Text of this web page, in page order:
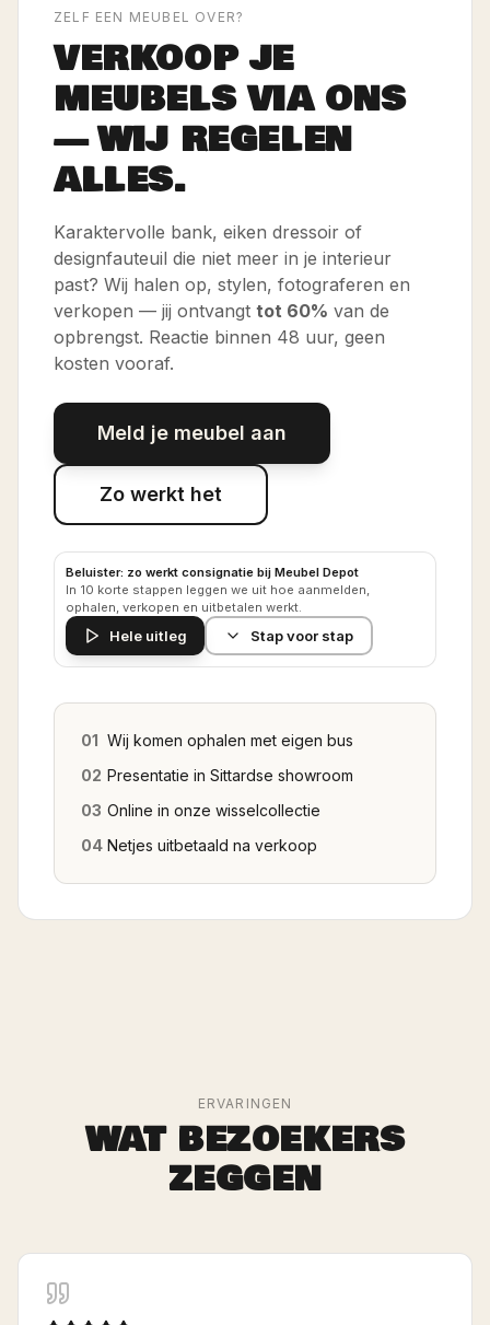
ZELF EEN MEUBEL OVER?
VERKOOP JE
MEUBELS VIA ONS
— WIJ REGELEN
ALLES.
Karaktervolle bank, eiken dressoir of
designfauteuil die niet meer in je interieur
past? Wij halen op, stylen, fotograferen en
verkopen — jij ontvangt tot 60% van de
opbrengst. Reactie binnen 48 uur, geen
kosten vooraf.
Meld je meubel aan
Zo werkt het
Beluister: zo werkt consignatie bij Meubel Depot
In 10 korte stappen leggen we uit hoe aanmelden,
ophalen, verkopen en uitbetalen werkt.
Hele uitleg Stap voor stap
01 Wij komen ophalen met eigen bus
02 Presentatie in Sittardse showroom
03 Online in onze wisselcollectie
04 Netjes uitbetaald na verkoop
ERVARINGEN
WAT BEZOEKERS
ZEGGEN